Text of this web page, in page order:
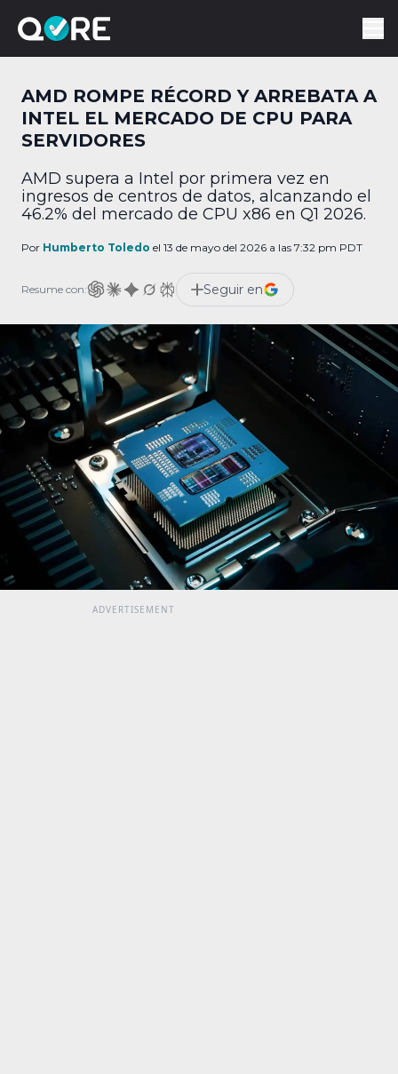
AMD ROMPE RÉCORD Y ARREBATA A
INTEL EL MERCADO DE CPU PARA
SERVIDORES
AMD supera a Intel por primera vez en
ingresos de centros de datos, alcanzando el
46.2% del mercado de CPU x86 en Q1 2026.
Por Humberto Toledo el 13 de mayo del 2026 a las 7:32 pm PDT
Resume con: Seguir en